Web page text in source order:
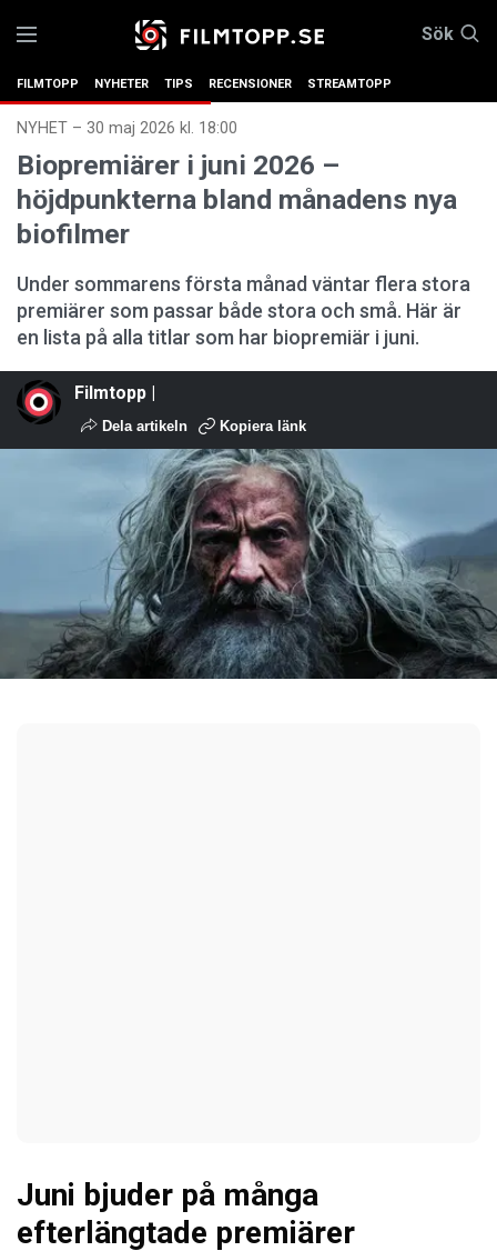
Sök
FILMTOPP NYHETER TIPS RECENSIONER STREAMTOPP
NYHET – 30 maj 2026 kl. 18:00
Biopremiärer i juni 2026 –
höjdpunkterna bland månadens nya
biofilmer
Under sommarens första månad väntar flera stora
premiärer som passar både stora och små. Här är
en lista på alla titlar som har biopremiär i juni.
Filmtopp |
Dela artikeln Kopiera länk
Juni bjuder på många
efterlängtade premiärer